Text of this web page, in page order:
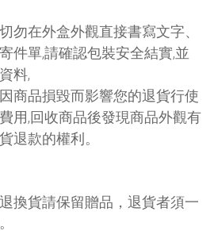
勿在外盒外觀直接書寫文字、
件單,請確認包裝安全結實,並
料,
商品損毀而影響您的退貨行使
用,回收商品後發現商品外觀有
退款的權利。
換貨請保留贈品，退貨者須一